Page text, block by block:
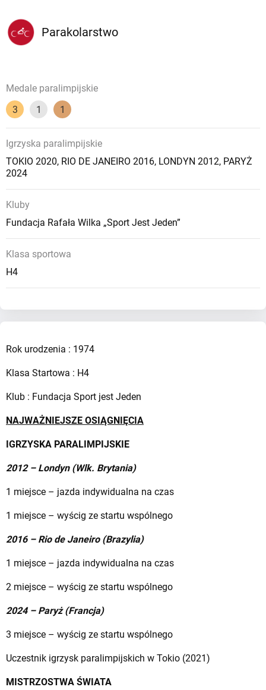
Parakolarstwo
Medale paralimpijskie
3
1 1
Igrzyska paralimpijskie
TOKIO 2020, RIO DE JANEIRO 2016, LONDYN 2012, PARYŻ
2024
Kluby
Fundacja Rafała Wilka „Sport Jest Jeden”
Klasa sportowa
H4
Rok urodzenia : 1974
Klasa Startowa : H4
Klub : Fundacja Sport jest Jeden
NAJWAŻNIEJSZE OSIĄGNIĘCIA
IGRZYSKA PARALIMPIJSKIE
2012 – Londyn (Wlk. Brytania)
1 miejsce – jazda indywidualna na czas
1 miejsce – wyścig ze startu wspólnego
2016 – Rio de Janeiro (Brazylia)
1 miejsce – jazda indywidualna na czas
2 miejsce – wyścig ze startu wspólnego
2024 – Paryż (Francja)
3 miejsce – wyścig ze startu wspólnego
Uczestnik igrzysk paralimpijskich w Tokio (2021)
MISTRZOSTWA ŚWIATA